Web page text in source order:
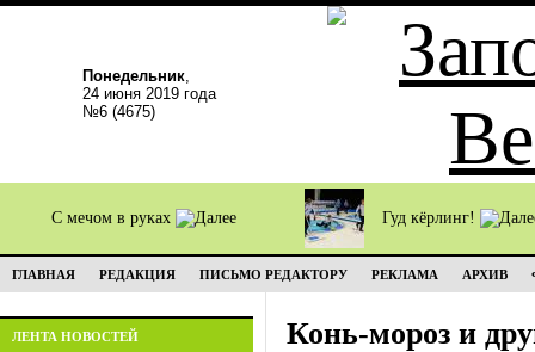
Понедельник,
24 июня 2019 года
№6 (4675)
С мечом в руках Гуд кёрлинг!
ГЛАВНАЯ РЕДАКЦИЯ ПИСЬМО РЕДАКТОРУ РЕКЛАМА АРХИВ
ЛЕНТА НОВОСТЕЙ Конь-мороз и